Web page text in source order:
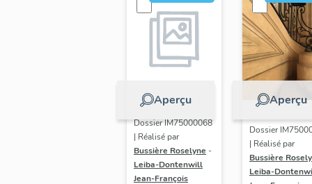
Aperçu
Dossier IM75000068
| Réalisé par
Bussière Roselyne -
Leiba-Dontenwill
Jean-François
Aperçu
Dossier
| Réalisé par
Bussière
Leiba-